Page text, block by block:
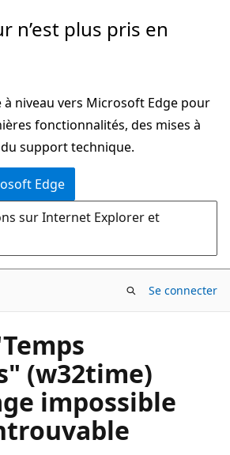
n’est plus pris en
à niveau vers Microsoft Edge pour
fonctionnalités, des mises à
support technique.
Edge
sur Internet Explorer et
Se connecter
(w32time)
impossible